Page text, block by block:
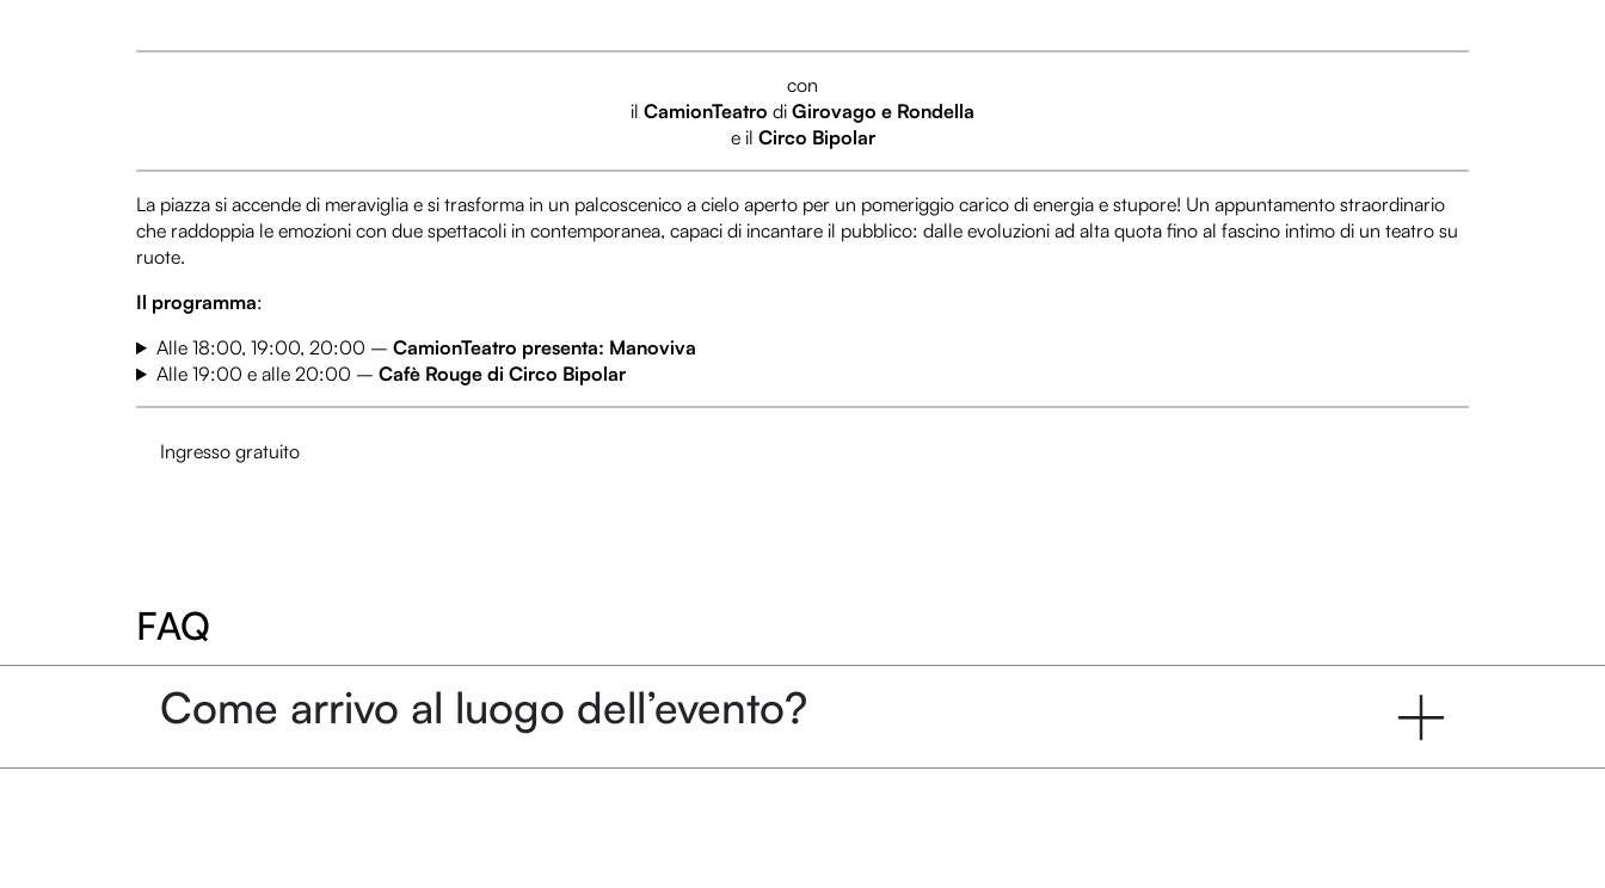
con
il CamionTeatro di Girovago e Rondella
e il Circo Bipolar
La piazza si accende di meraviglia e si trasforma in un palcoscenico a cielo aperto per un pomeriggio carico di energia e stupore! Un appuntamento straordinario
che raddoppia le emozioni con due spettacoli in contemporanea, capaci di incantare il pubblico: dalle evoluzioni ad alta quota fino al fascino intimo di un teatro su
ruote.
Il programma:
Alle 18:00, 19:00, 20:00 – CamionTeatro presenta: Manoviva
Alle 19:00 e alle 20:00 – Cafè Rouge di Circo Bipolar
Ingresso gratuito
FAQ
Come arrivo al luogo dell’evento?